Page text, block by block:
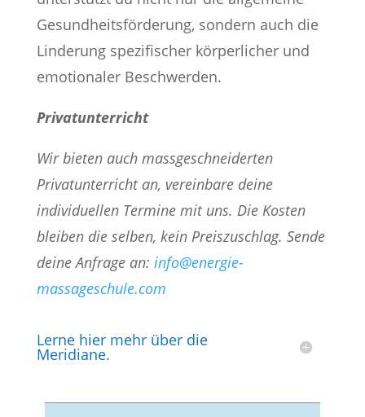
Gesundheitsförderung, sondern auch die
Linderung spezifischer körperlicher und
emotionaler Beschwerden.
Privatunterricht
Wir bieten auch massgeschneiderten
Privatunterricht an, vereinbare deine
individuellen Termine mit uns. Die Kosten
bleiben die selben, kein Preiszuschlag. Sende
deine Anfrage an: info@energie-
massageschule.com
Lerne hier mehr über die
Meridiane.